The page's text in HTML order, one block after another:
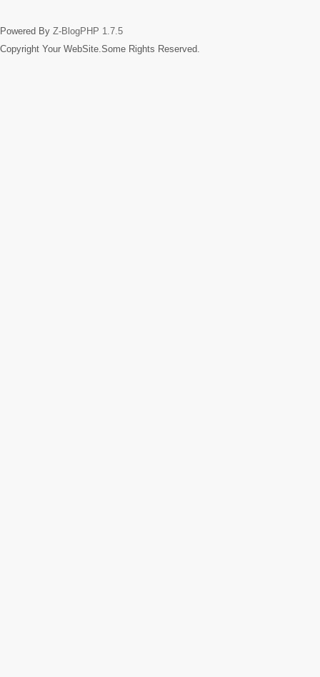
Powered By Z-BlogPHP 1.7.5
Copyright Your WebSite.Some Rights Reserved.